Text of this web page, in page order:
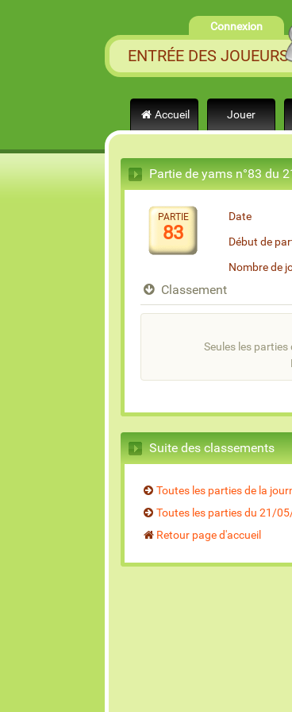
Connexion
ENTRÉE DES JOUEURS
Accueil Jouer
Partie de yams n°83 du
PARTIE
83
Date
Début de
Nombre de
Classement
Seules les
Suite des classements
Toutes les parties de la
Toutes les parties du 21/
Retour page d'accueil